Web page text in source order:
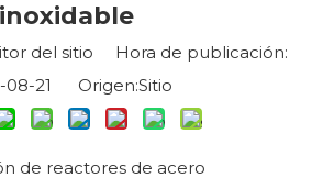
inoxidable
del sitio Hora de publicación:
08-21 Origen:Sitio
de reactores de acero